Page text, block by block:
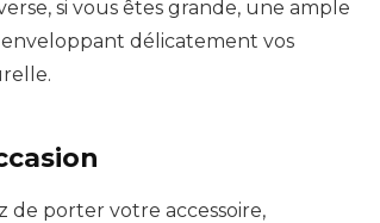
si vous êtes grande, une ample
délicatement vos
de porter votre accessoire,